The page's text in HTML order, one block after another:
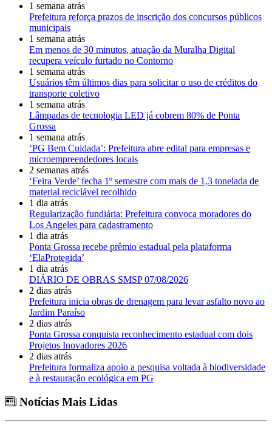
1 semana atrás
Prefeitura reforça prazos de inscrição dos concursos públicos
municipais
1 semana atrás
Em menos de 30 minutos, atuação da Muralha Digital
recupera veículo furtado no Contorno
1 semana atrás
Usuários têm últimos dias para solicitar o uso de créditos do
transporte coletivo
1 semana atrás
Lâmpadas de tecnologia LED já cobrem 80% de Ponta
Grossa
1 semana atrás
‘PG Bem Cuidada’: Prefeitura abre edital para empresas e
microempreendedores locais
2 semanas atrás
‘Feira Verde’ fecha 1º semestre com mais de 1,3 tonelada de
material reciclável recolhido
1 dia atrás
Regularização fundiária: Prefeitura convoca moradores do
Los Angeles para cadastramento
1 dia atrás
Ponta Grossa recebe prêmio estadual pela plataforma
‘ElaProtegida’
1 dia atrás
DIÁRIO DE OBRAS SMSP 07/08/2026
2 dias atrás
Prefeitura inicia obras de drenagem para levar asfalto novo ao
Jardim Paraíso
2 dias atrás
Ponta Grossa conquista reconhecimento estadual com dois
Projetos Inovadores 2026
2 dias atrás
Prefeitura formaliza apoio a pesquisa voltada à biodiversidade
e à restauração ecológica em PG
Notícias Mais Lidas